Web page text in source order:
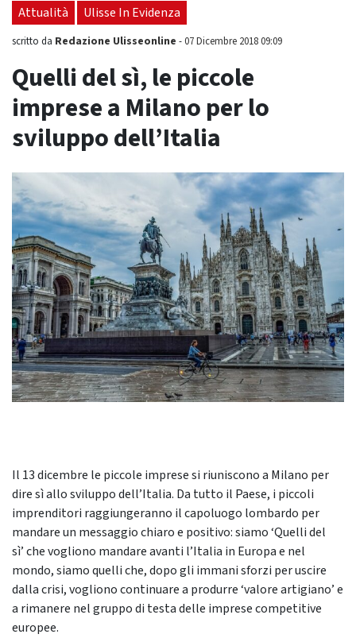
Attualità Ulisse In Evidenza
scritto da Redazione Ulisseonline -07 Dicembre 2018 09:09
Quelli del sì, le piccole
imprese a Milano per lo
sviluppo dell’Italia
Il 13 dicembre le piccole imprese si riuniscono a Milano per
dire sì allo sviluppo dell’Italia. Da tutto il Paese, i piccoli
imprenditori raggiungeranno il capoluogo lombardo per
mandare un messaggio chiaro e positivo: siamo ‘Quelli del
sì’ che vogliono mandare avanti l’Italia in Europa e nel
mondo, siamo quelli che, dopo gli immani sforzi per uscire
dalla crisi, vogliono continuare a produrre ‘valore artigiano’ e
a rimanere nel gruppo di testa delle imprese competitive
europee.